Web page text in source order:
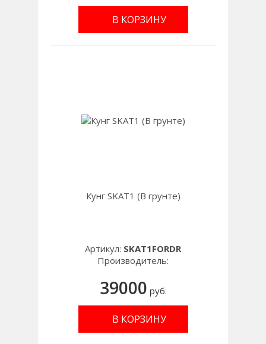
В КОРЗИНУ
Кунг SKAT1 (В грунте)
Артикул: SKAT1FORDR
Производитель:
39000 руб.
В КОРЗИНУ